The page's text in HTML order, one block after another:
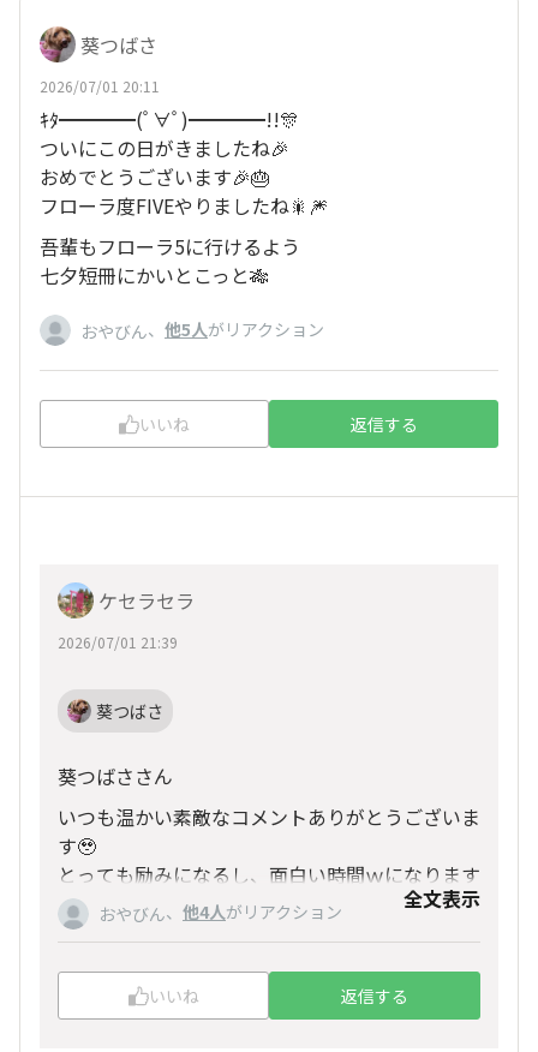
葵つばさ
2026/07/01 20:11
ｷﾀ━━━━(ﾟ∀ﾟ)━━━━!!🎊
ついにこの日がきましたね🎉
おめでとうございます🎉🎂
フローラ度FIVEやりましたね🎇🎆
吾輩もフローラ5に行けるよう
七夕短冊にかいとこっと🎋
おやびん、 他5人がリアクション
いいね 返信する
ケセラセラ
2026/07/01 21:39
葵つばさ
葵つばささん
いつも温かい素敵なコメントありがとうございま
す🥹
とっても励みになるし、面白い時間ｗになります
♪💞
これからもよろしくお願いします✨️
七夕の願いごと🎋近々叶いそうですね♪
おやびん、 他4人がリアクション 全文表示
いいね 返信する